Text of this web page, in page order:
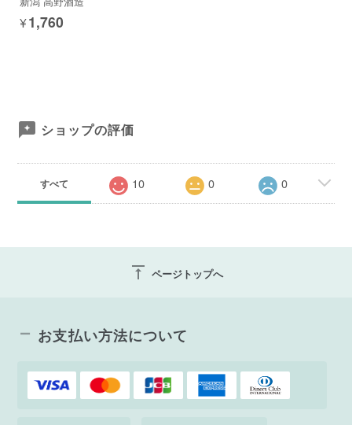
¥1,760
ショップの評価
すべて 10 0 0
vertical_align_top ページトップへ
お支払い方法について